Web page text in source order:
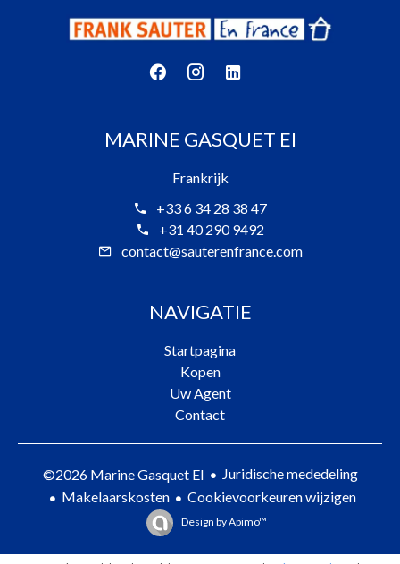
MARINE GASQUET EI
Frankrijk
+33 6 34 28 38 47
+31 40 290 9492
contact@sauterenfrance.com
NAVIGATIE
Startpagina
Kopen
Uw Agent
Contact
©2026 Marine Gasquet EI
Juridische mededeling
Makelaarskosten
Cookievoorkeuren wijzigen
Design byApimo™